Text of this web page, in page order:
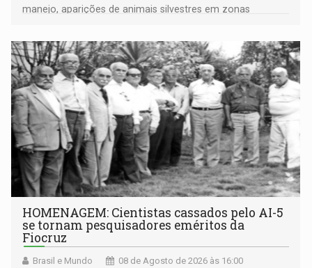
manejo, aparições de animais silvestres em zonas
HOMENAGEM: Cientistas cassados pelo AI-5
se tornam pesquisadores eméritos da
Fiocruz
Brasil e Mundo 08 de Agosto de 2026 às 16:00